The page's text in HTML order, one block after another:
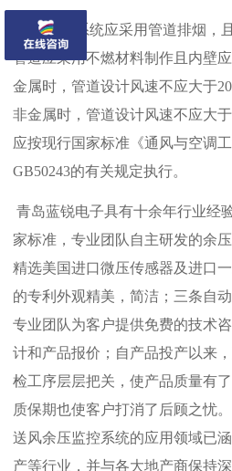
机械排烟系统应采用管道排烟，
管道应采用不燃材料制作且内壁
金属时，管道设计风速不应大于
非金属时，管道设计风速不应大
应按现行国家标准《通风与空调
GB50243的有关规定执行。
青岛蓝锐电子具有十余年行业经
家标准，专业团队自主研发的余
精选美国进口微压传感器及进口
的专利外观精美，简洁；三条自
专业团队为客户提供免费的技术
计和产品报价；自产品投产以来
检工序层层把关，使产品质量有
质保期也使客户打消了后顾之忧
送风余压监控系统的应用领域已
产等行业，并与各大地产商保持